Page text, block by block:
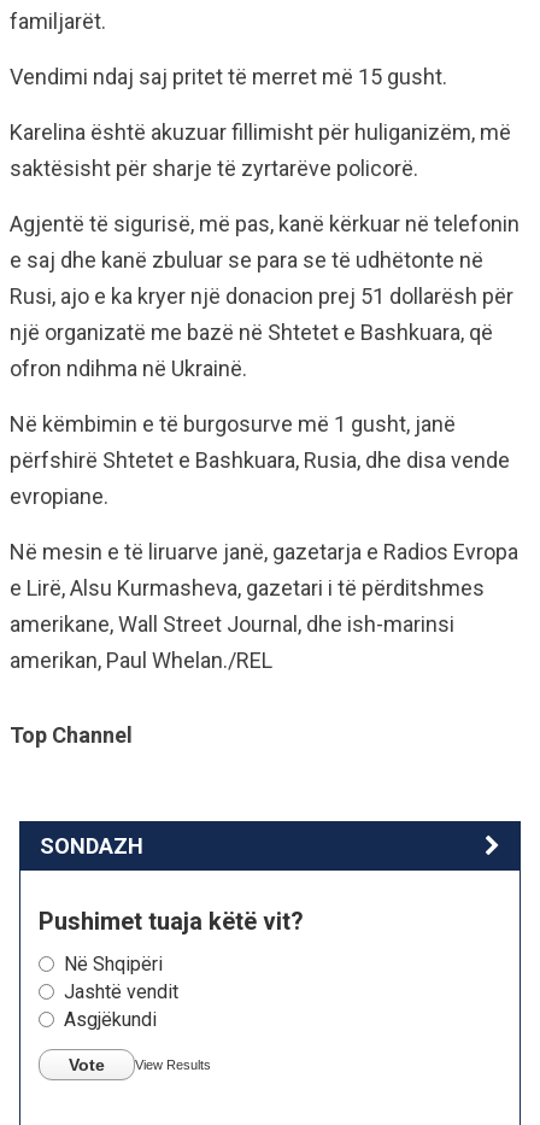
familjarët.
Vendimi ndaj saj pritet të merret më 15 gusht.
Karelina është akuzuar fillimisht për huliganizëm, më
saktësisht për sharje të zyrtarëve policorë.
Agjentë të sigurisë, më pas, kanë kërkuar në telefonin
e saj dhe kanë zbuluar se para se të udhëtonte në
Rusi, ajo e ka kryer një donacion prej 51 dollarësh për
një organizatë me bazë në Shtetet e Bashkuara, që
ofron ndihma në Ukrainë.
Në këmbimin e të burgosurve më 1 gusht, janë
përfshirë Shtetet e Bashkuara, Rusia, dhe disa vende
evropiane.
Në mesin e të liruarve janë, gazetarja e Radios Evropa
e Lirë, Alsu Kurmasheva, gazetari i të përditshmes
amerikane, Wall Street Journal, dhe ish-marinsi
amerikan, Paul Whelan./REL
Top Channel
SONDAZH
Pushimet tuaja këtë vit?
Në Shqipëri
Jashtë vendit
Asgjëkundi
Vote View Results